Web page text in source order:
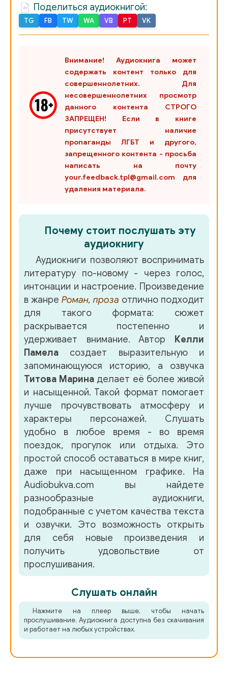
25_Глава 25
Поделиться аудиокнигой:
TG FB TW WA VB PT VK
Внимание! Аудиокнига может
содержать контент только для
совершеннолетних. Для
несовершеннолетних просмотр
данного контента СТРОГО
ЗАПРЕЩЕН! Если в книге
присутствует наличие
пропаганды ЛГБТ и другого,
запрещенного контента - просьба
написать на почту
your.feedback.tpl@gmail.com для
удаления материала.
Почему стоит послушать эту
аудиокнигу
Аудиокниги позволяют воспринимать
литературу по-новому - через голос,
интонации и настроение. Произведение
в жанре Роман, проза отлично подходит
для такого формата: сюжет
раскрывается постепенно и
удерживает внимание. Автор
Келли
Памела создает выразительную и
запоминающуюся историю, а озвучка
Титова Марина делает её более живой
и насыщенной. Такой формат помогает
лучше прочувствовать атмосферу и
характеры персонажей. Слушать
удобно в любое время - во время
поездок, прогулок или отдыха. Это
простой способ оставаться в мире книг,
даже при насыщенном графике. На
Audiobukva.com вы найдете
разнообразные аудиокниги,
подобранные с учетом качества текста
и озвучки. Это возможность открыть
для себя новые произведения и
получить удовольствие от
прослушивания.
Слушать онлайн
Нажмите на плеер выше, чтобы начать
прослушивание. Аудиокнига доступна без скачивания
и работает на любых устройствах.